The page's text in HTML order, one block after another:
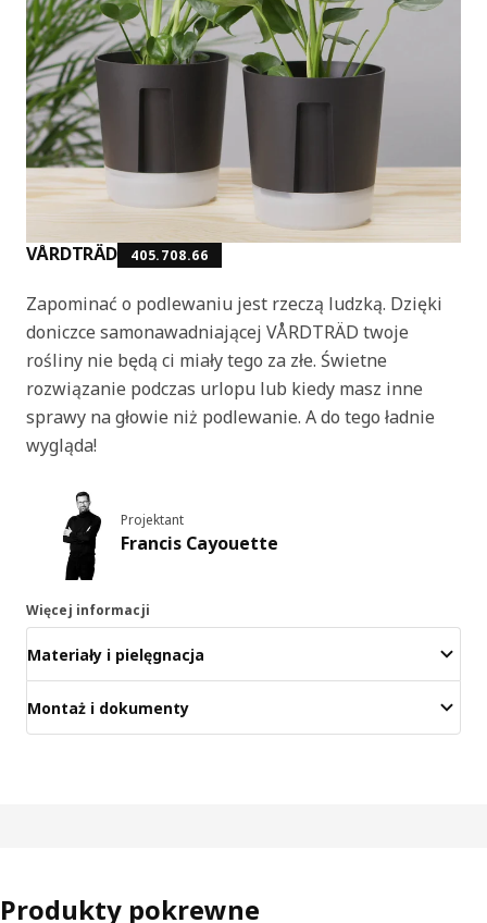
VÅRDTRÄD 405.708.66
Zapominać o podlewaniu jest rzeczą ludzką. Dzięki
doniczce samonawadniającej VÅRDTRÄD twoje
rośliny nie będą ci miały tego za złe. Świetne
rozwiązanie podczas urlopu lub kiedy masz inne
sprawy na głowie niż podlewanie. A do tego ładnie
wygląda!
Projektant
Francis Cayouette
Więcej informacji
Materiały i pielęgnacja
Montaż i dokumenty
Produkty pokrewne